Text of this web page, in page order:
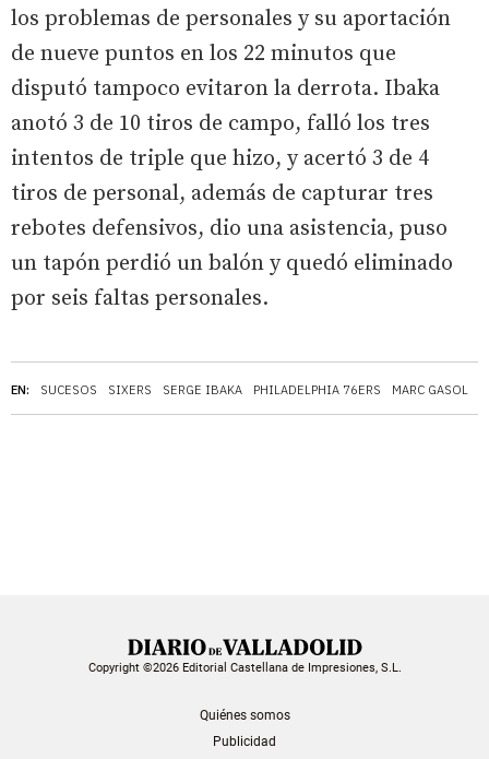
EN: SUCESOS SIXERS SERGE IBAKA PHILADELPHIA 76ERS MARC GASOL
los problemas de personales y su aportación
de nueve puntos en los 22 minutos que
disputó tampoco evitaron la derrota. Ibaka
anotó 3 de 10 tiros de campo, falló los tres
intentos de triple que hizo, y acertó 3 de 4
tiros de personal, además de capturar tres
rebotes defensivos, dio una asistencia, puso
un tapón perdió un balón y quedó eliminado
por seis faltas personales.
Copyright ©2026 Editorial Castellana de Impresiones, S.L.
Quiénes somos
Publicidad